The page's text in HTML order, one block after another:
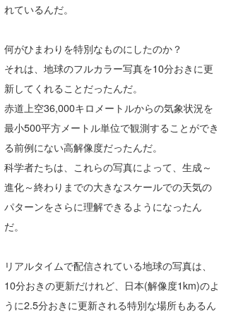
れているんだ。
何がひまわりを特別なものにしたのか？
それは、地球のフルカラー写真を10分おきに更
新してくれることだったんだ。
赤道上空36,000キロメートルからの気象状況を
最小500平方メートル単位で観測することができ
る前例にない高解像度だったんだ。
科学者たちは、これらの写真によって、生成～
進化～終わりまでの大きなスケールでの天気の
パターンをさらに理解できるようになったん
だ。
リアルタイムで配信されている地球の写真は、
10分おきの更新だけれど、日本(解像度1km)のよ
うに2.5分おきに更新される特別な場所もあるん
熊谷素子
植村未来
大野”MAR”修聖
喜納海人
ECE
H
KID
KOBU
KY
OYZ
S.K